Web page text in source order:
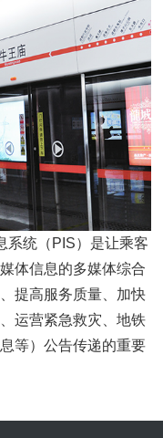
系统（PIS）是让乘客
体信息的多媒体综合
提高服务质量、加快
运营紧急救灾、地铁
等）公告传递的重要